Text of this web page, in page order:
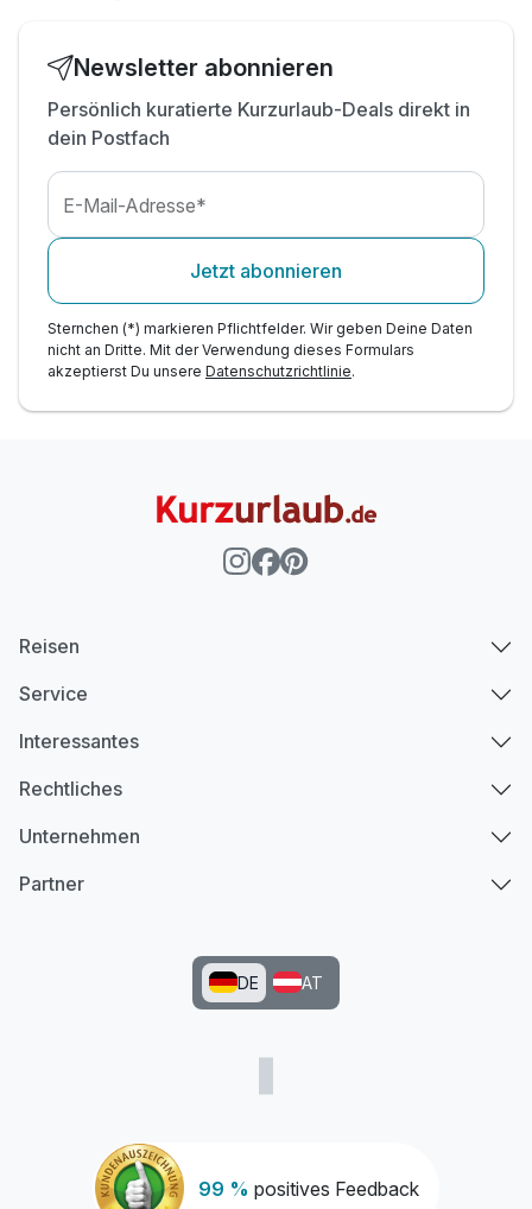
Newsletter abonnieren
Persönlich kuratierte Kurzurlaub-Deals direkt in
dein Postfach
E-Mail-Adresse*
Jetzt abonnieren
Sternchen (*) markieren Pflichtfelder. Wir geben Deine Daten
nicht an Dritte. Mit der Verwendung dieses Formulars
akzeptierst Du unsere Datenschutzrichtlinie.
99 % positives Feedback
Reisen
Service
Interessantes
Rechtliches
Unternehmen
Partner
DE AT